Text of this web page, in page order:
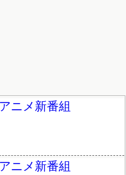
ニメ新番組
ニメ新番組